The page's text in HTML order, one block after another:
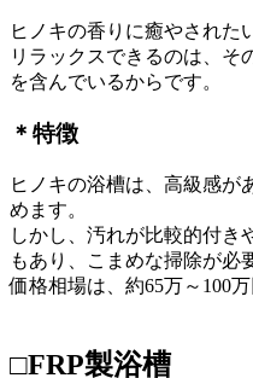
ヒノキの香りに癒やされた
リラックスできるのは、そ
を含んでいるからです。
＊特徴
ヒノキの浴槽は、高級感が
めます。
しかし、汚れが比較的付き
もあり、こまめな掃除が必
価格相場は、約65万～100万
□FRP製浴槽